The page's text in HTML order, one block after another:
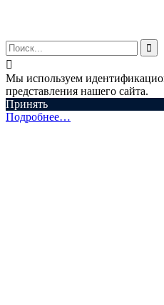


Мы используем
представления нашего сайта.
Принять
Подробнее…